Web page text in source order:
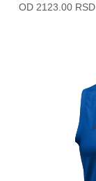
OD 2123.00 RSD